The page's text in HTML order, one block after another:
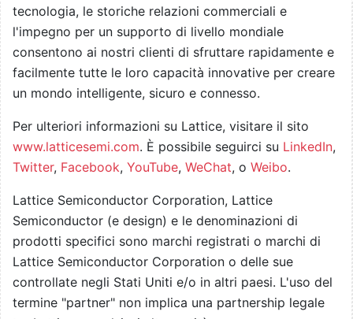
tecnologia, le storiche relazioni commerciali e
l'impegno per un supporto di livello mondiale
consentono ai nostri clienti di sfruttare rapidamente e
facilmente tutte le loro capacità innovative per creare
un mondo intelligente, sicuro e connesso.
Per ulteriori informazioni su Lattice, visitare il sito
www.latticesemi.com. È possibile seguirci su LinkedIn,
Twitter, Facebook, YouTube, WeChat, o Weibo.
Lattice Semiconductor Corporation, Lattice
Semiconductor (e design) e le denominazioni di
prodotti specifici sono marchi registrati o marchi di
Lattice Semiconductor Corporation o delle sue
controllate negli Stati Uniti e/o in altri paesi. L'uso del
termine "partner" non implica una partnership legale